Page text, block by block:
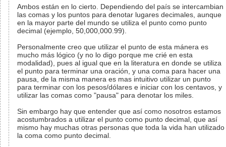
Ambos están en lo cierto. Dependiendo del país se intercambian
las comas y los puntos para denotar lugares decimales, aunque
en la mayor parte del mundo se utiliza el punto como punto
decimal (ejemplo, 50,000,000.99).
Personalmente creo que utilizar el punto de esta mánera es
mucho más lógico (y no lo digo porque me crié en esta
modalidad), pues al igual que en la literatura en donde se utiliza
el punto para terminar una oración, y una coma para hacer una
pausa, de la misma manera es mas intuitivo utilizar un punto
para terminar con los pesos/dólares e iniciar con los centavos, y
utilizar las comas como "pausa" para denotar los miles.
Sin embargo hay que entender que así como nosotros estamos
acostumbrados a utilizar el punto como punto decimal, que así
mismo hay muchas otras personas que toda la vida han utilizado
la coma como punto decimal.